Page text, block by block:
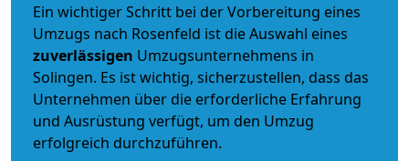
Ein wichtiger Schritt bei der Vorbereitung eines
Umzugs nach Rosenfeld ist die Auswahl eines
zuverlässigen Umzugsunternehmens in
Solingen. Es ist wichtig, sicherzustellen, dass das
Unternehmen über die erforderliche Erfahrung
und Ausrüstung verfügt, um den Umzug
erfolgreich durchzuführen.